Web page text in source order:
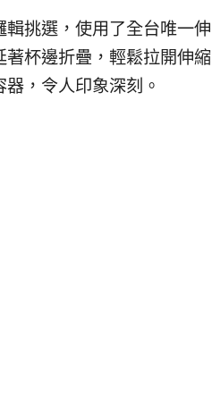
挑選，使用了全台唯一伸
杯邊折疊，輕鬆拉開伸縮
，令人印象深刻。